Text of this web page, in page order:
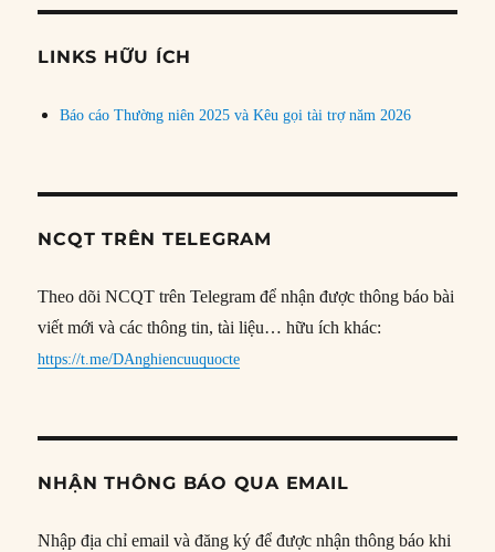
đề
LINKS HỮU ÍCH
Báo cáo Thường niên 2025 và Kêu gọi tài trợ năm 2026
NCQT TRÊN TELEGRAM
Theo dõi NCQT trên Telegram để nhận được thông báo bài
viết mới và các thông tin, tài liệu… hữu ích khác:
https://t.me/DAnghiencuuquocte
NHẬN THÔNG BÁO QUA EMAIL
Nhập địa chỉ email và đăng ký để được nhận thông báo khi